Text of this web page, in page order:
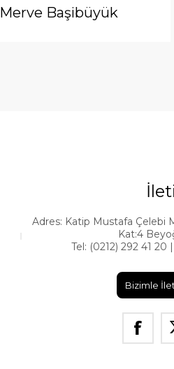
Merve Başibüyük
Adres: Katip Mustafa Çelebi
Kat:4
Tel: (0212) 292 41 20
Bizimle